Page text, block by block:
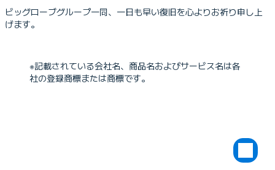
ビッグローブグループ一同、一日も早い復旧を心よりお祈り申し上
げます。
※記載されている会社名、商品名およびサービス名は各
社の登録商標または商標です。